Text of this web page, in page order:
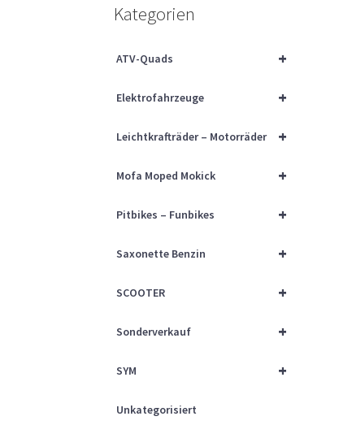
Kategorien
+
ATV-Quads
+
Elektrofahrzeuge
+
Leichtkrafträder – Motorräder
+
Mofa Moped Mokick
+
Pitbikes – Funbikes
+
Saxonette Benzin
+
SCOOTER
+
Sonderverkauf
+
SYM
Unkategorisiert